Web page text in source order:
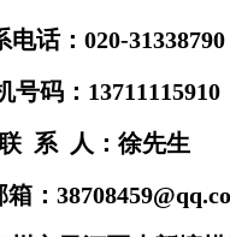
电话：020-31338790
号码：13711115910
系 人：徐先生
：